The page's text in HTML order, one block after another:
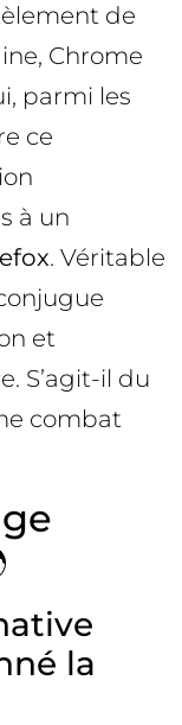
de
Chrome
parmi les
ce
à un
. Véritable
et
S’agit-il du
combat
la